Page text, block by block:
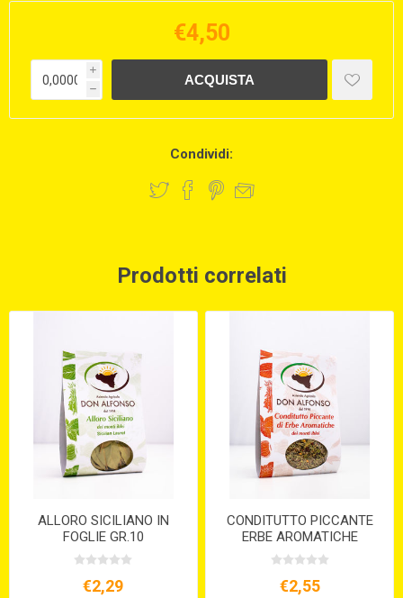
€4,50
i
h
Condividi:
Prodotti correlati
ALLORO SICILIANO IN
FOGLIE GR.10
€2,29
CONDITUTTO PICCANTE
ERBE AROMATICHE
BUSTINA GR.25
€2,55